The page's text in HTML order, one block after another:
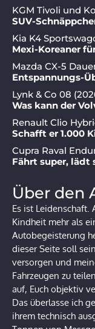
KGM Tivoli und
SUV-
Kia K4
Mexi-Koreaner
Mazda CX-5
Entspannungs-
Lynk & Co 08
Was kann der
Renault Clio
Schafft er 1.000
Cupra Raval
Fährt super,
Über den
Es ist Leidenschaft.
Kindheit mehr als
Autobegeisterung
dieser Seite soll
versorgen und
Fahrzeugen zu
auf, Euch objektiv
Das überlasse ich
ihrem technisch